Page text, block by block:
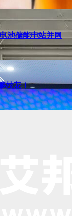
池储能电站并网
枝花！